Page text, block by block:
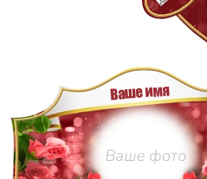
Ваше фото
Ваше имя